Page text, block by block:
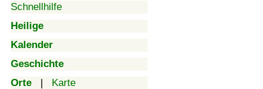
Schnellhilfe
Heilige
Kalender
Geschichte
Orte | Karte